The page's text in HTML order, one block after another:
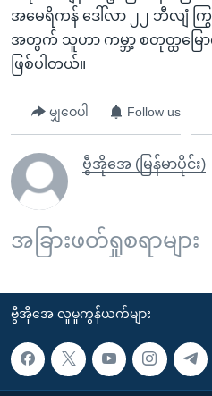
အမေရိကန် ဒေါ်လာ ၂၂ ဘီလျံ
အတွက် သူဟာ ကမ္ဘာ့ စတုတ္ထမြ
ဖြစ်ပါတယ်။
မျှဝေပါ Follow us
ဗွီအိုအေ (မြန်မာပိုင်း)
အခြားဖတ်ရှုစရာများ
ဗွီအိုအေ လူမှုကွန်ယက်များ